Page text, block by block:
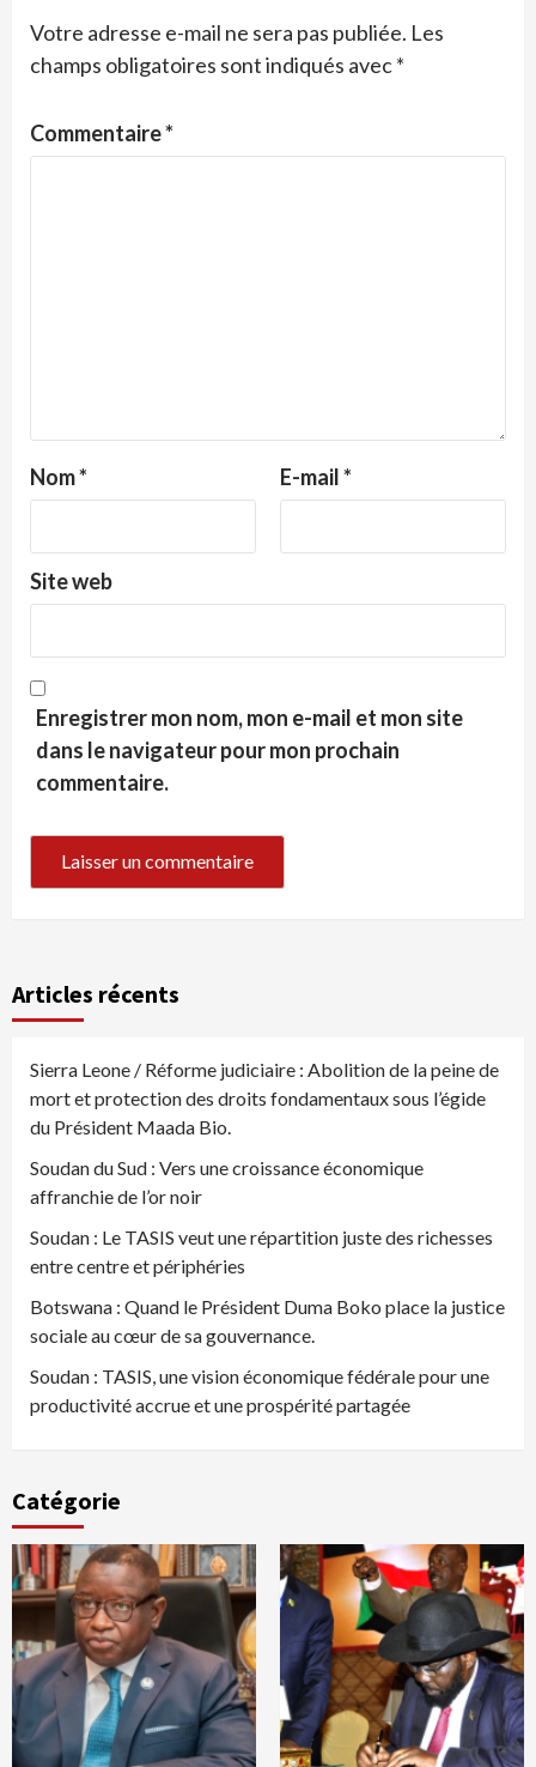
Votre adresse e-mail ne sera pas publiée. Les
champs obligatoires sont indiqués avec*
Commentaire*
Nom* E-mail*
Site web
Enregistrer mon nom, mon e-mail et mon site
dans le navigateur pour mon prochain
commentaire.
Articles récents
Sierra Leone / Réforme judiciaire : Abolition de la peine de
mort et protection des droits fondamentaux sous l’égide
du Président Maada Bio.
Soudan du Sud : Vers une croissance économique
affranchie de l’or noir
Soudan : Le TASIS veut une répartition juste des richesses
entre centre et périphéries
Botswana : Quand le Président Duma Boko place la justice
sociale au cœur de sa gouvernance.
Soudan : TASIS, une vision économique fédérale pour une
productivité accrue et une prospérité partagée
Catégorie